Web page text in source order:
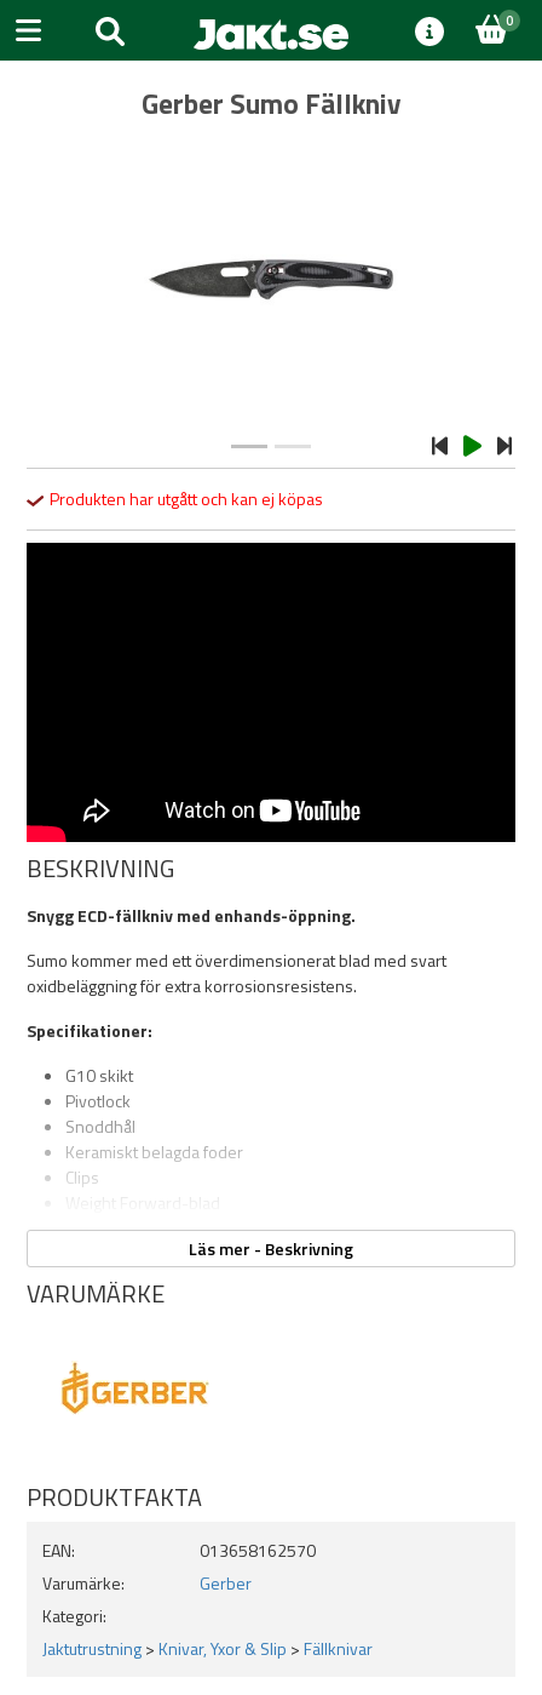
0
Gerber Sumo Fällkniv
Produkten har utgått och kan ej köpas
BESKRIVNING
Snygg ECD-fällkniv med enhands-öppning.
Sumo kommer med ett överdimensionerat blad med svart
oxidbeläggning för extra korrosionsresistens.
Specifikationer:
G10 skikt
Pivotlock
Snoddhål
Keramiskt belagda foder
Clips
Totallängd: 22,9 cm
Bladlängd: 9,9 cm
Vikt: 142 g
Stål: 7Cr17Mov
Läs mer - Beskrivning
VARUMÄRKE
PRODUKTFAKTA
EAN:
013658162570
Varumärke:
Gerber
Kategori:
Jaktutrustning>Knivar, Yxor & Slip >Fällknivar